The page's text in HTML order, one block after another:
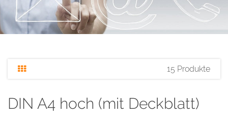
15 Produkte
DIN A4 hoch (mit Deckblatt)